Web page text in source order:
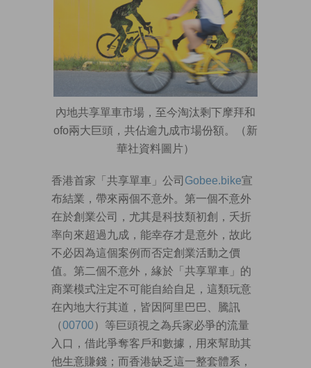
內地共享單車市場，至今淘汰剩下摩拜和
ofo兩大巨頭，共佔逾九成市場份額。（新
華社資料圖片）
香港首家「共享單車」公司 Gobee.bike宣
布結業，帶來兩個不意外。第一個不意外
在於創業公司，尤其是科技類初創，夭折
率向來超過九成，能幸存才是意外，故此
不必因為這個案例而否定創業活動之價
值。第二個不意外，緣於「共享單車」的
商業模式注定不可能自給自足，這類玩意
在內地大行其道，皆因阿里巴巴、騰訊
（00700）等巨頭視之為兵家必爭的流量
入口，借此爭奪客戶和數據，用來幫助其
他生意賺錢；而香港缺乏這一整套體系，